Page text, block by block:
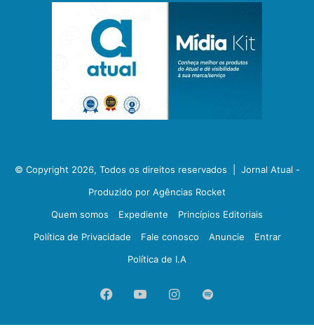
© Copyright 2026, Todos os direitos reservados | Jornal Atual -
Produzido por Agências Rocket
Quem somos
Expediente
Princípios Editoriais
Política de Privacidade
Fale conosco Anuncie
Entrar
Política de I.A
FacebookYouTubeInstagram
Spotify